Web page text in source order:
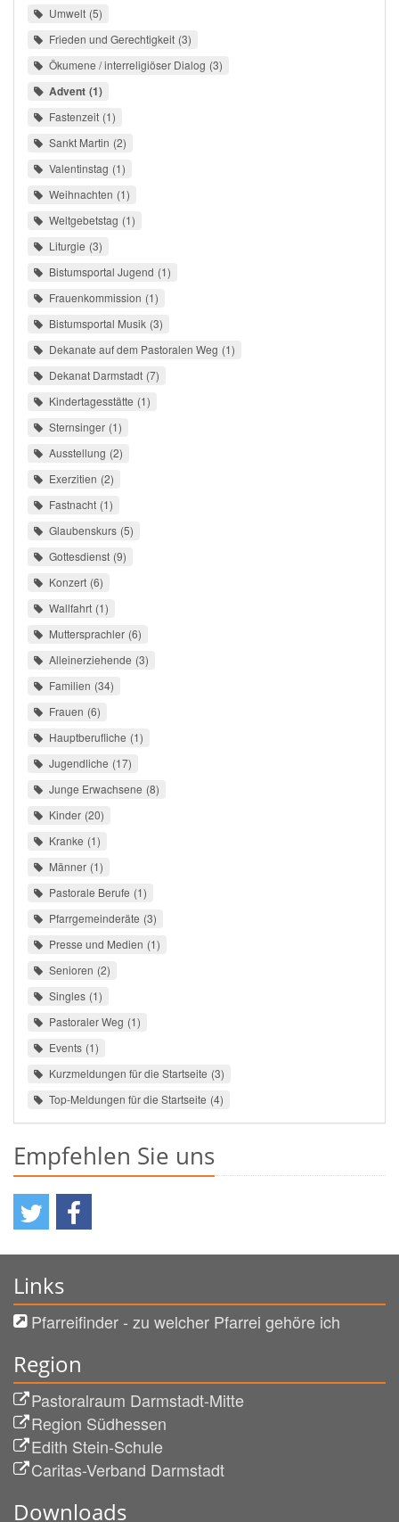
Umwelt 5
Frieden und Gerechtigkeit 3
Ökumene / interreligiöser Dialog 3
Advent 1
Fastenzeit 1
Sankt Martin 2
Valentinstag 1
Weihnachten 1
Weltgebetstag 1
Liturgie 3
Bistumsportal Jugend 1
Frauenkommission 1
Bistumsportal Musik 3
Dekanate auf dem Pastoralen Weg 1
Dekanat Darmstadt 7
Kindertagesstätte 1
Sternsinger 1
Ausstellung 2
Exerzitien 2
Fastnacht 1
Glaubenskurs 5
Gottesdienst 9
Konzert 6
Wallfahrt 1
Muttersprachler 6
Alleinerziehende 3
Familien 34
Frauen 6
Hauptberufliche 1
Jugendliche 17
Junge Erwachsene 8
Kinder 20
Kranke 1
Männer 1
Pastorale Berufe 1
Pfarrgemeinderäte 3
Presse und Medien 1
Senioren 2
Singles 1
Pastoraler Weg 1
Events 1
Kurzmeldungen für die Startseite 3
Top-Meldungen für die Startseite 4
Empfehlen Sie uns
Links
Pfarreifinder - zu welcher Pfarrei gehöre ich
Region
Pastoralraum Darmstadt-Mitte
Region Südhessen
Edith Stein-Schule
Caritas-Verband Darmstadt
Downloads